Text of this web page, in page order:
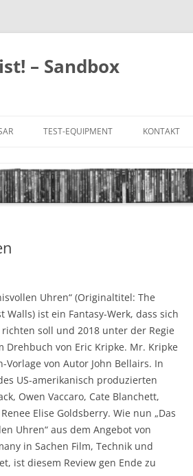
– Sandbox
TON
TYPEN
TEST-EQUIPMENT KONTAKT
IMPRESSUM
Uhren“ (Originaltitel: The
Walls) ist ein Fantasy-Werk, dass sich
soll und 2018 unter der Regie
Drehbuch von Eric Kripke. Mr. Kripke
Vorlage von Autor John Bellairs. In
US-amerikanisch produzierten
Owen Vaccaro, Cate Blanchett,
Elise Goldsberry. Wie nun „Das
Uhren“ aus dem Angebot von
in Sachen Film, Technik und
ist diesem Review gen Ende zu